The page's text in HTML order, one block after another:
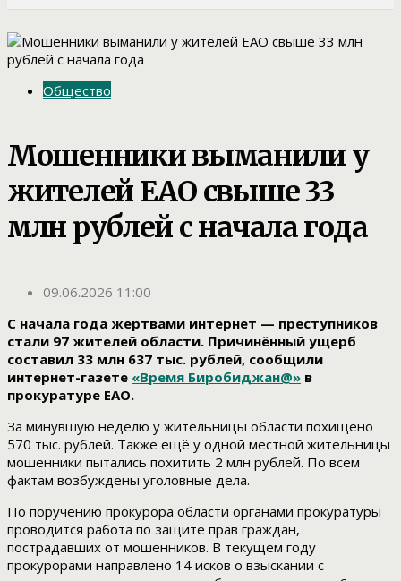
Общество
Мошенники выманили у
жителей ЕАО свыше 33
млн рублей с начала года
09.06.2026 11:00
С начала года жертвами интернет — преступников
стали 97 жителей области. Причинённый ущерб
составил 33 млн 637 тыс. рублей, сообщили
интернет-газете «Время Биробиджан@» в
прокуратуре ЕАО.
За минувшую неделю у жительницы области похищено
570 тыс. рублей. Также ещё у одной местной жительницы
мошенники пытались похитить 2 млн рублей. По всем
фактам возбуждены уголовные дела.
По поручению прокурора области органами прокуратуры
проводится работа по защите прав граждан,
пострадавших от мошенников. В текущем году
прокурорами направлено 14 исков о взыскании с